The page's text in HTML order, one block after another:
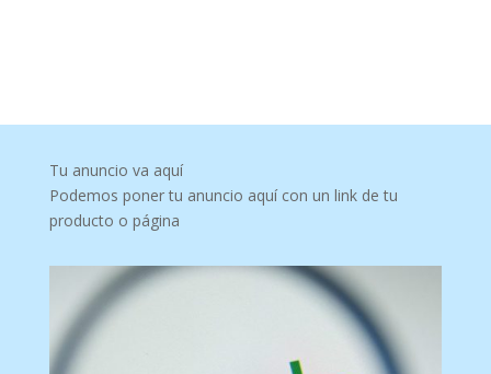
Tu anuncio va aquí
Podemos poner tu anuncio aquí con un link de tu
producto o página